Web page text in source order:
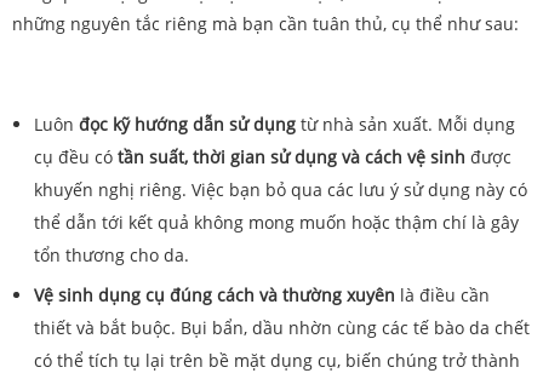
những nguyên tắc riêng mà bạn cần tuân thủ, cụ thể như sau:
Luôn đọc kỹ hướng dẫn sử dụng từ nhà sản xuất. Mỗi dụng
cụ đều có tần suất, thời gian sử dụng và cách vệ sinh được
khuyến nghị riêng. Việc bạn bỏ qua các lưu ý sử dụng này có
thể dẫn tới kết quả không mong muốn hoặc thậm chí là gây
tổn thương cho da.
Vệ sinh dụng cụ đúng cách và thường xuyên là điều cần
thiết và bắt buộc. Bụi bẩn, dầu nhờn cùng các tế bào da chết
có thể tích tụ lại trên bề mặt dụng cụ, biến chúng trở thành